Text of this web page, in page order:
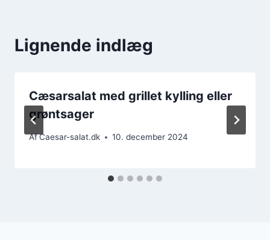
Lignende indlæg
Cæsarsalat med grillet kylling eller
grøntsager
AfCaesar-salat.dk 10. december 2024